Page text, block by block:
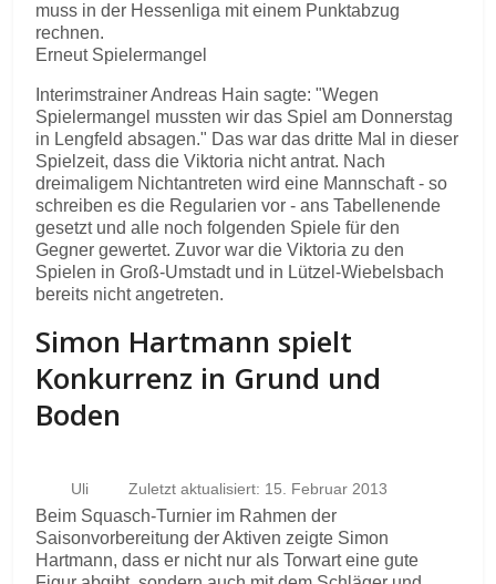
muss in der Hessenliga mit einem Punktabzug
rechnen.
Erneut Spielermangel
Interimstrainer Andreas Hain sagte: "Wegen
Spielermangel mussten wir das Spiel am Donnerstag
in Lengfeld absagen." Das war das dritte Mal in dieser
Spielzeit, dass die Viktoria nicht antrat. Nach
dreimaligem Nichtantreten wird eine Mannschaft - so
schreiben es die Regularien vor - ans Tabellenende
gesetzt und alle noch folgenden Spiele für den
Gegner gewertet. Zuvor war die Viktoria zu den
Spielen in Groß-Umstadt und in Lützel-Wiebelsbach
bereits nicht angetreten.
Simon Hartmann spielt
Konkurrenz in Grund und
Boden
Uli Zuletzt aktualisiert: 15. Februar 2013
Beim Squasch-Turnier im Rahmen der
Saisonvorbereitung der Aktiven zeigte Simon
Hartmann, dass er nicht nur als Torwart eine gute